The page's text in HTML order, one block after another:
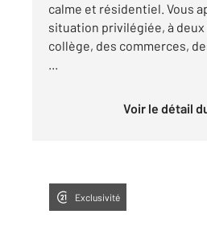
calme et résidentiel. Vous
situation privilégiée, à deux
collège, des commerces,
...
Voir le détail
Exclusivité